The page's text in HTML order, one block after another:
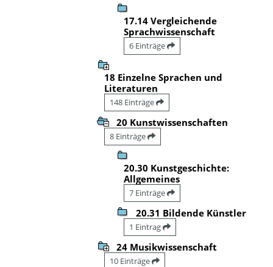
17.14 Vergleichende
Sprachwissenschaft
6 Einträge
18 Einzelne Sprachen und
Literaturen
148 Einträge
20 Kunstwissenschaften
8 Einträge
20.30 Kunstgeschichte:
Allgemeines
7 Einträge
20.31 Bildende Künstler
1 Eintrag
24 Musikwissenschaft
10 Einträge